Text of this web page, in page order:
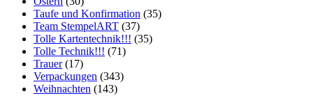
Taufe und Konfirmation (35)
Team StempelART (37)
Tolle Kartentechnik!!! (35)
Tolle Technik!!! (71)
Trauer(17)
Verpackungen (343)
Weihnachten (143)